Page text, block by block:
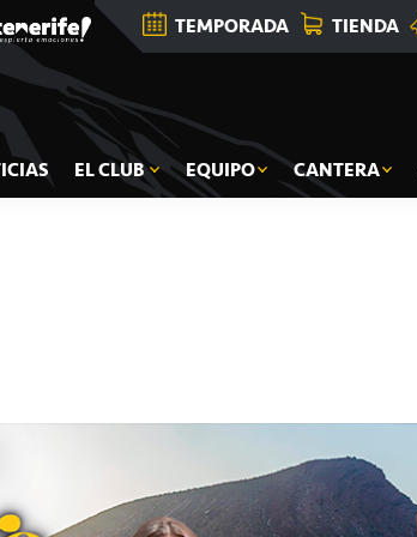
TEMPORADA TIENDA
EL CLUB EQUIPO CANTERA